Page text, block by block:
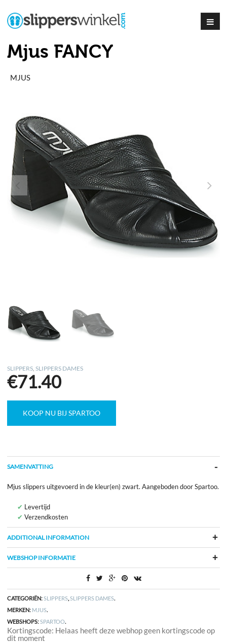
Mjus FANCY
MJUS
SLIPPERS ,SLIPPERS DAMES
€71.40
KOOP NU BIJ SPARTOO
SAMENVATTING
Mjus slippers uitgevoerd in de kleur(en) zwart. Aangeboden door Spartoo.
Levertijd
Verzendkosten
ADDITIONAL INFORMATION
WEBSHOP INFORMATIE
CATEGORIËN:SLIPPERS,SLIPPERS DAMES.
MERKEN: MJUS.
WEBSHOPS:SPARTOO.
Kortingscode: Helaas heeft deze webhop geen kortingscode op
dit moment